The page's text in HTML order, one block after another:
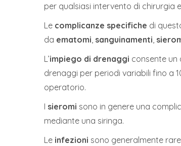
per qualsiasi intervento di chirurgia
Le complicanze specifiche di
da ematomi, sanguinamenti,
L’impiego di drenaggi consente un
drenaggi per periodi variabili fino a
operatorio.
I sieromi sono in genere una
mediante una siringa.
Le infezioni sono generalmente